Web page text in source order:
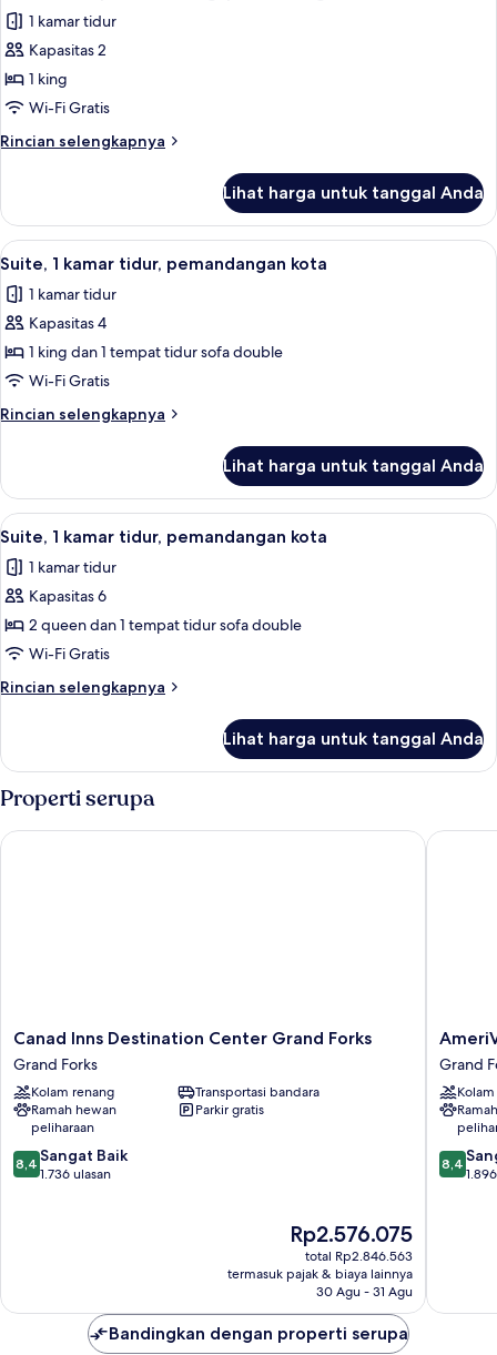
King,
pemandangan
foto
untuk
Suite,
1
Tempat
Tidur
pemandangan
kota
1 kamar tidur
Kapasitas 2
1 king
Wi-Fi Gratis
Rincian selengkapnya
Rincian
Suite,
Tempat
King,
pemandangan
Lihat harga untuk tanggal Anda
Lihat
semua
foto
untuk
Suite,
1
kamar
tidur,
kota
Suite, 1 kamar tidur, pemandangan
4
Suite, 1 kamar tidur, pemandangan kota
1 kamar tidur
Kapasitas 4
1 king dan 1 tempat tidur sofa double
Wi-Fi Gratis
Rincian selengkapnya
Rincian
Suite,
kamar
pemandangan
kota
Lihat harga untuk tanggal Anda
Lihat
semua
foto
untuk
Suite,
1
kamar
tidur,
kota
Suite, 1 kamar tidur, pemandangan
5
Suite, 1 kamar tidur, pemandangan kota
1 kamar tidur
Kapasitas 6
2 queen dan 1 tempat tidur sofa double
Wi-Fi Gratis
Rincian selengkapnya
Rincian
Suite,
1
kamar
tidur,
pemandangan
Lihat harga untuk tanggal Anda
Properti serupa
Canad
Inns
Destination
Center
Grand
Forks
Grand
Forks
Canad Inns Destination Center Grand Forks
Grand Forks
Kolam renang
Transportasi bandara
Ramah hewan
peliharaan
Parkir gratis
8.4
dari
8,4 Sangat Baik
1.736 ulasan
Harga
sekarang
Rp2.576.075
Rp2.576.075
total Rp2.846.563
termasuk pajak & biaya lainnya
30 Agu - 31 Agu
Canad Inns Destination Center Grand Forks
AmeriVu
Inn
and
Suites
Grand
Forks
Grand
Forks
Grand
8.4
dari
8,4
Bandingkan dengan properti serupa